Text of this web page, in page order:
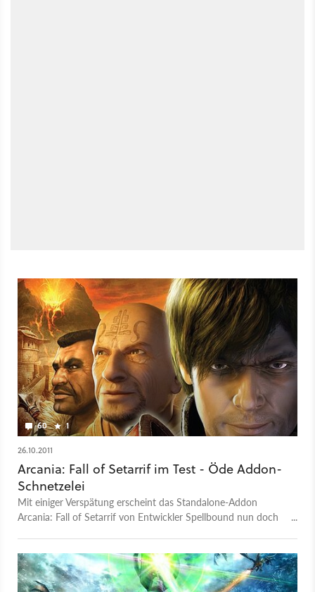
60 1
26.10.2011
Arcania: Fall of Setarrif im Test - Öde Addon-
Schnetzelei
Mit einiger Verspätung erscheint das Standalone-Addon
Arcania: Fall of Setarrif von Entwickler Spellbound nun doch